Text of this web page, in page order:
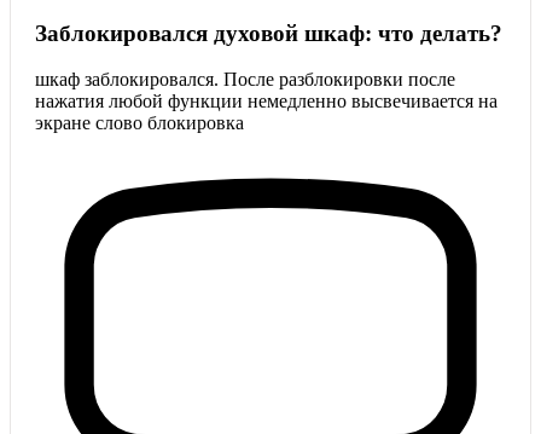
Заблокировался духовой шкаф: что делать?
шкаф заблокировался. После разблокировки после
нажатия любой функции немедленно высвечивается на
экране слово блокировка